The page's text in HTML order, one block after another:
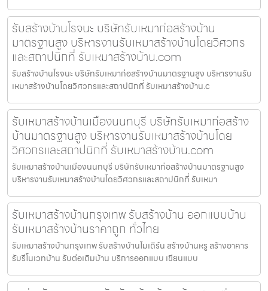
รับสร้างบ้านโรจนะ บริษัทรับเหมาก่อสร้างบ้าน
มาตรฐานสูง บริหารงานรับเหมาสร้างบ้านโดยวิศวกร
และสถาปนิกที่ รับเหมาสร้างบ้าน.com
รับสร้างบ้านโรจนะ บริษัทรับเหมาก่อสร้างบ้านมาตรฐานสูง บริหารงานรับ
เหมาสร้างบ้านโดยวิศวกรและสถาปนิกที่ รับเหมาสร้างบ้าน.c
รับเหมาสร้างบ้านเมืองนนทบุรี บริษัทรับเหมาก่อสร้าง
บ้านมาตรฐานสูง บริหารงานรับเหมาสร้างบ้านโดย
วิศวกรและสถาปนิกที่ รับเหมาสร้างบ้าน.com
รับเหมาสร้างบ้านเมืองนนทบุรี บริษัทรับเหมาก่อสร้างบ้านมาตรฐานสูง
บริหารงานรับเหมาสร้างบ้านโดยวิศวกรและสถาปนิกที่ รับเหมา
รับเหมาสร้างบ้านกรุงเทพ รับสร้างบ้าน ออกแบบบ้าน
รับเหมาสร้างบ้านราคาถูก ทั่วไทย
รับเหมาสร้างบ้านกรุงเทพ รับสร้างบ้านโมเดิร์น สร้างบ้านหรู สร้างอาคาร
รับรีโนเวทบ้าน รับต่อเติมบ้าน บริการออกแบบ เขียนแบบ